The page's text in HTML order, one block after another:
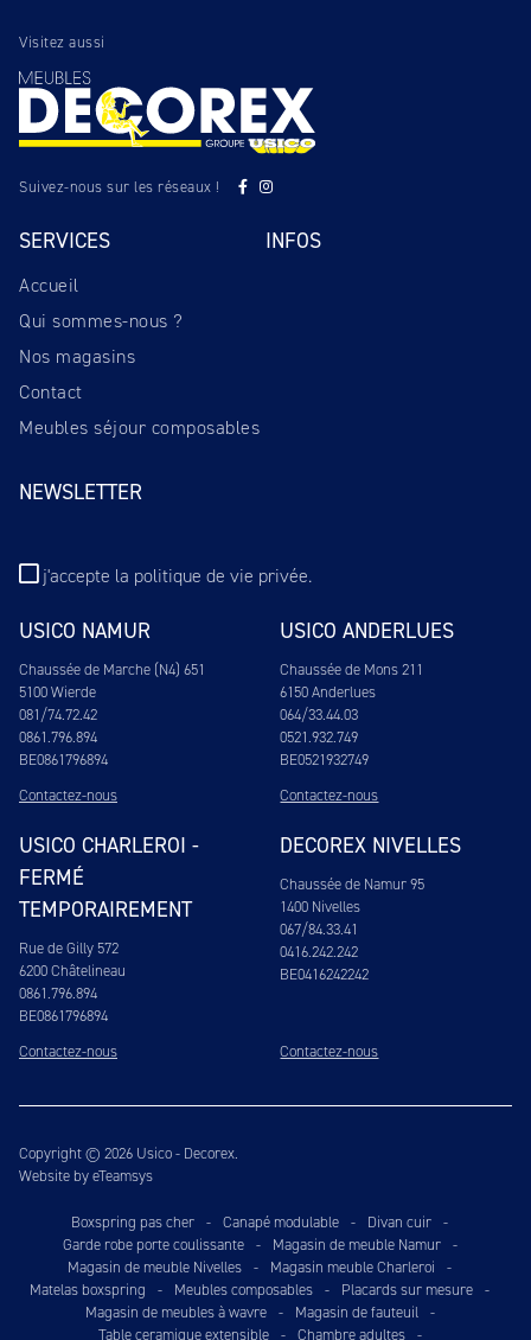
Visitez aussi
Suivez-nous sur les réseaux !
SERVICES
Accueil
Qui sommes-nous ?
Nos magasins
Contact
Meubles séjour composables
INFOS
NEWSLETTER
j'accepte la politique de vie privée.
USICO NAMUR
Chaussée de Marche (N4) 651
5100 Wierde
081/74.72.42
0861.796.894
BE0861796894
Contactez-nous
USICO ANDERLUES
Chaussée de Mons 211
6150 Anderlues
064/33.44.03
0521.932.749
BE0521932749
Contactez-nous
USICO CHARLEROI -
FERMÉ
TEMPORAIREMENT
Rue de Gilly 572
6200 Châtelineau
0861.796.894
BE0861796894
Contactez-nous
DECOREX NIVELLES
Chaussée de Namur 95
1400 Nivelles
067/84.33.41
0416.242.242
BE0416242242
Contactez-nous
Copyright © 2026 Usico - Decorex.
Website by eTeamsys
Boxspring pas cher - Canapé modulable - Divan cuir -
Garde robe porte coulissante
- Magasin de meuble Namur
-
Magasin de meuble Nivelles - Magasin meuble Charleroi
-
Matelas boxspring
- Meubles composables - Placards sur mesure -
Magasin de meubles à wavre
- Magasin de fauteuil
-
Table ceramique extensible
- Chambre adultes -